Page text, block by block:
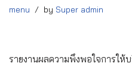
menu by Super admin
รายงานผลความพึงพอใจการให้